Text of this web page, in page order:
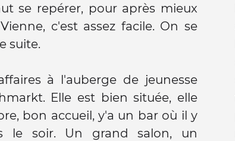
se repérer, pour après mieux
suite.
à l'auberge de jeunesse
Elle est bien située, elle
bon accueil, y'a un bar où il y
le soir. Un grand salon, un